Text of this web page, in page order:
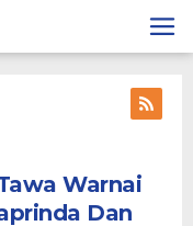
Warnai
Dan